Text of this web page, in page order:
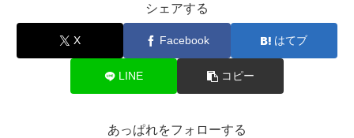
シェアする
X Facebook はてブ
LINE コピー
あっぱれをフォローする